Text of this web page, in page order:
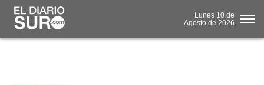
Lunes 10 de
Agosto de 2026